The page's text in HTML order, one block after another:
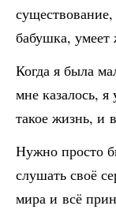
бабушка, умеет
Когда я была
мне казалось,
такое жизнь, и
Нужно просто
слушать своё
мира и всё